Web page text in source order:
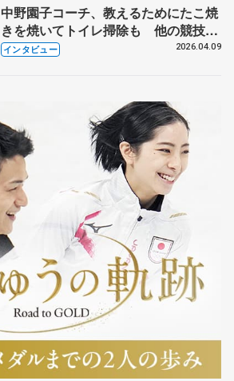
中野園子コーチ、教えるためにたこ焼
きを焼いてトイレ掃除も 他の競技に
も通用するという坂本花織の筋肉
インタビュー 2026.04.09